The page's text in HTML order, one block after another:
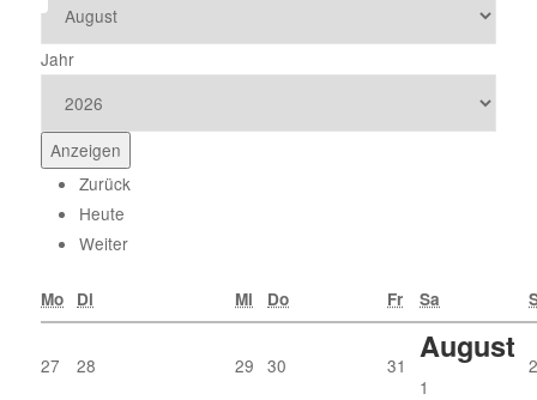
Jahr
Zurück
Heute
Weiter
Mo Di Mi Do Fr Sa
27 28 29 30 31 August
1